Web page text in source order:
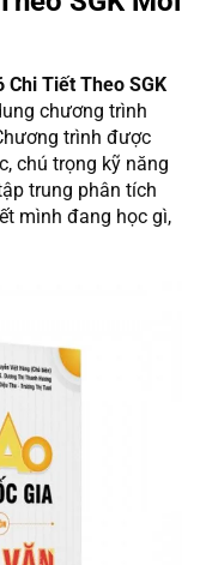
Chi Tiết Theo SGK
chương trình
trình được
chú trọng kỹ năng
trung phân tích
mình đang học gì,